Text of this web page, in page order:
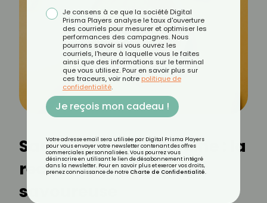
Sauce pipián mexicaine : la
recette authentique et
savoureuse
Je consens à ce que la société Digital
Prisma Players analyse le taux d'ouverture
des courriels pour mesurer et optimiser les
performances des campagnes. Nous
pourrons savoir si vous ouvrez les
courriels, l'heure à laquelle vous le faites
ainsi que des informations sur le terminal
que vous utilisez. Pour en savoir plus sur
ces traceurs, voir notre politique de
confidentialité.
Je reçois mon cadeau !
Votre adresse email sera utilisée par Digital Prisma Players
pour vous envoyer votre newsletter contenant des offres
commerciales personnalisées. Vous pourrez vous
désinscrire en utilisant le lien de désabonnement intégré
dans la newsletter. Pour en savoir plus et exercer vos droits,
prenez connaissance de notre Charte de Confidentialité.